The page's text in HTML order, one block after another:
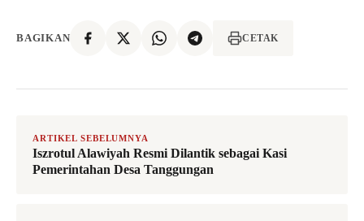
BAGIKAN CETAK
ARTIKEL SEBELUMNYA
Iszrotul Alawiyah Resmi Dilantik sebagai Kasi
Pemerintahan Desa Tanggungan